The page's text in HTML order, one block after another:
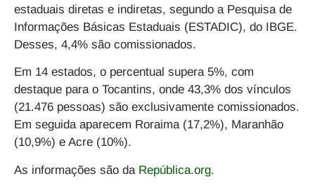
estaduais diretas e indiretas, segundo a Pesquisa de
Informações Básicas Estaduais (ESTADIC), do IBGE.
Desses, 4,4% são comissionados.
Em 14 estados, o percentual supera 5%, com
destaque para o Tocantins, onde 43,3% dos vínculos
(21.476 pessoas) são exclusivamente comissionados.
Em seguida aparecem Roraima (17,2%), Maranhão
(10,9%) e Acre (10%).
As informações são da República.org.